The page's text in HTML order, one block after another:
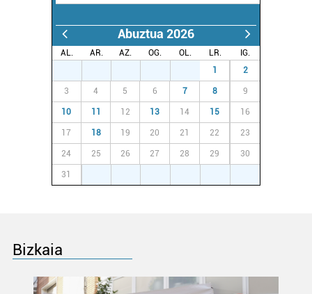
Abuztua 2026
AL. AR. AZ. OG. OL. LR.
IG.
1 2
3 4 5 6 7 8 9
10 11 12 13 14 15 16
17 18 19 20 21 22 23
24 25 26 27 28 29 30
31
Bizkaia